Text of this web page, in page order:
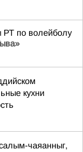
по волейболу
кухни
чаяанныг,